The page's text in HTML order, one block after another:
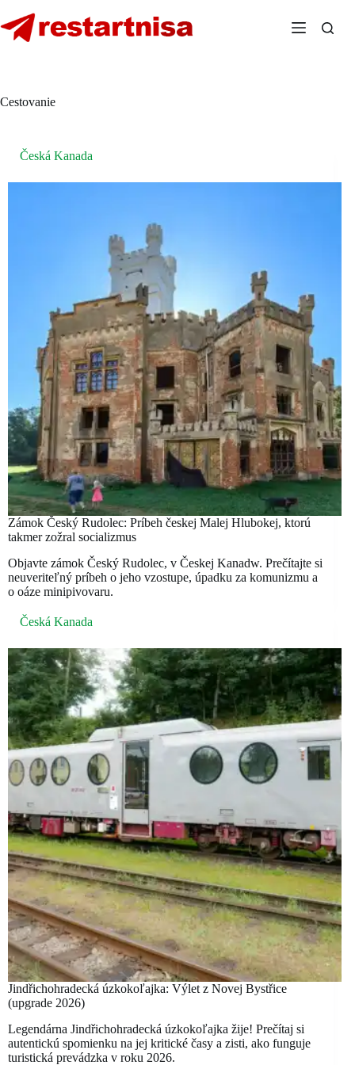
to
content
Cestovanie
Česká Kanada
Zámok Český Rudolec: Príbeh českej Malej Hlubokej, ktorú
takmer zožral socializmus
Objavte zámok Český Rudolec, v Českej Kanadw. Prečítajte si
neuveriteľný príbeh o jeho vzostupe, úpadku za komunizmu a
o oáze minipivovaru.
Česká Kanada
Jindřichohradecká úzkokoľajka: Výlet z Novej Bystřice
(upgrade 2026)
Legendárna Jindřichohradecká úzkokoľajka žije! Prečítaj si
autentickú spomienku na jej kritické časy a zisti, ako funguje
turistická prevádzka v roku 2026.